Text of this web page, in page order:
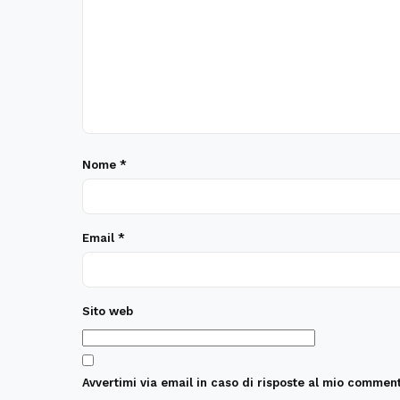
Nome *
Email *
Sito web
Avvertimi via email in caso di risposte al mio